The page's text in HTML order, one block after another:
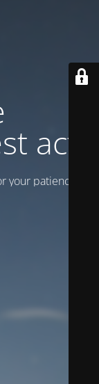
actif
your patience!